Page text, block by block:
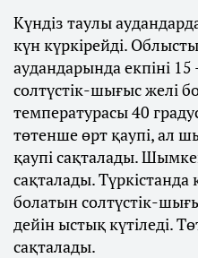
Күндіз таулы
күн күркірейді.
аудандарында екпіні
солтүстік-шығыс желі
температурасы 40
төтенше өрт қаупі, ал
қаупі сақталады.
сақталады. Түркістанда
болатын солтүстік-
дейін ыстық күтіледі.
сақталады.